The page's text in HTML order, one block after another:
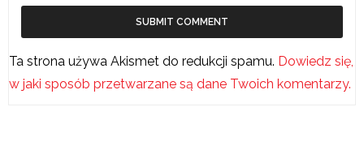
Ta strona używa Akismet do redukcji spamu. Dowiedz się,
w jaki sposób przetwarzane są dane Twoich komentarzy.